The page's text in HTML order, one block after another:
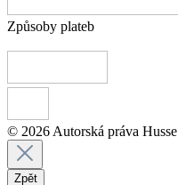
Způsoby plateb
© 2026 Autorská práva Husse
Zpět